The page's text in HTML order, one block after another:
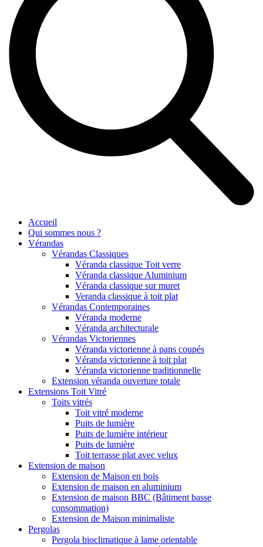
Accueil
Qui sommes nous ?
Vérandas
Vérandas Classiques
Véranda classique Toit verre
Véranda classique Aluminium
Véranda classique sur muret
Veranda classique à toit plat
Vérandas Contemporaines
Véranda moderne
Véranda architecturale
Vérandas Victoriennes
Véranda victorienne à pans coupés
Véranda victorienne à toit plat
Véranda victorienne traditionnelle
Extension véranda ouverture totale
Extensions Toit Vitré
Toits vitrés
Toit vitré moderne
Puits de lumière
Puits de lumière intérieur
Puits de lumière
Toit terrasse plat avec velux
Extension de maison
Extension de Maison en bois
Extension de maison en aluminium
Extension de maison BBC (Bâtiment basse
consommation)
Extension de Maison minimaliste
Pergolas
Pergola bioclimatique à lame orientable